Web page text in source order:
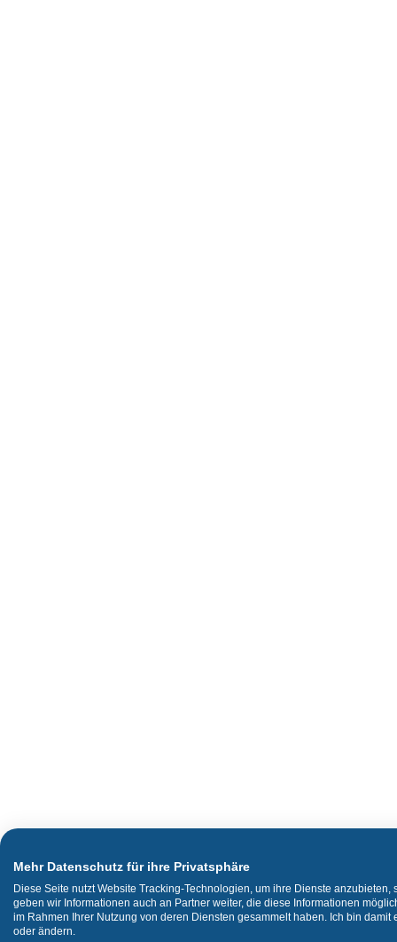
Mehr Datenschutz für ihre Privatsphäre
Diese Seite nutzt Website Tracking-Technologien, um ihre Dienste
geben wir Informationen auch an Partner weiter, die diese Informationen
im Rahmen Ihrer Nutzung von deren Diensten gesammelt haben. Ich bin
oder ändern.